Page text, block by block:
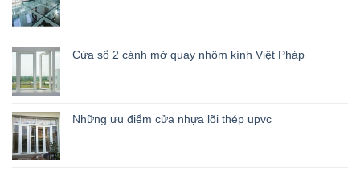
Cửa sổ 2 cánh mở quay nhôm kính Việt Pháp
Những ưu điểm cửa nhựa lõi thép upvc